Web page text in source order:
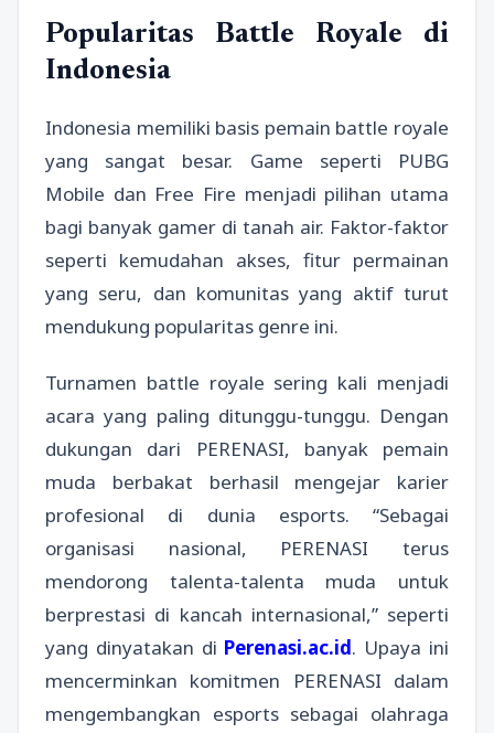
Popularitas Battle Royale di
Indonesia
Indonesia memiliki basis pemain battle royale
yang sangat besar. Game seperti PUBG
Mobile dan Free Fire menjadi pilihan utama
bagi banyak gamer di tanah air. Faktor-faktor
seperti kemudahan akses, fitur permainan
yang seru, dan komunitas yang aktif turut
mendukung popularitas genre ini.
Turnamen battle royale sering kali menjadi
acara yang paling ditunggu-tunggu. Dengan
dukungan dari PERENASI, banyak pemain
muda berbakat berhasil mengejar karier
profesional di dunia esports. “Sebagai
organisasi nasional, PERENASI terus
mendorong talenta-talenta muda untuk
berprestasi di kancah internasional,” seperti
yang dinyatakan di Perenasi.ac.id. Upaya ini
mencerminkan komitmen PERENASI dalam
mengembangkan esports sebagai olahraga